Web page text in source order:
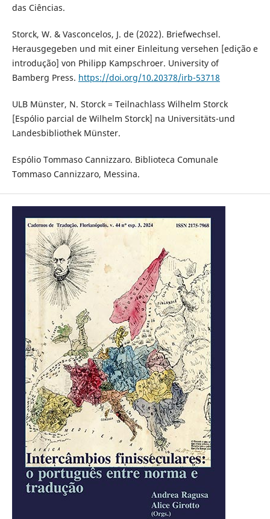
das Ciências.
Storck, W. & Vasconcelos, J. de (2022). Briefwechsel.
Herausgegeben und mit einer Einleitung versehen [edição e
introdução] von Philipp Kampschroer. University of
Bamberg Press. https://doi.org/10.20378/irb-53718
ULB Münster, N. Storck = Teilnachlass Wilhelm Storck
[Espólio parcial de Wilhelm Storck] na Universitäts-und
Landesbibliothek Münster.
Espólio Tommaso Cannizzaro. Biblioteca Comunale
Tommaso Cannizzaro, Messina.